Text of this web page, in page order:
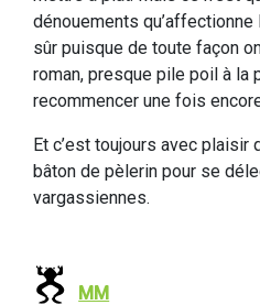
dénouements qu’affectionne
sûr puisque de toute façon
roman, presque pile poil à la
recommencer une fois
Et c’est toujours avec plaisir
bâton de pèlerin pour se
vargassiennes.
MM